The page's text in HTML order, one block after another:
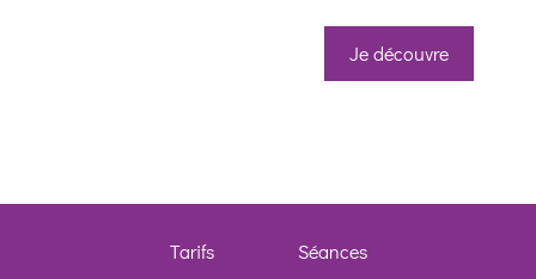
Je découvre
Tarifs Séances
Whatsapp